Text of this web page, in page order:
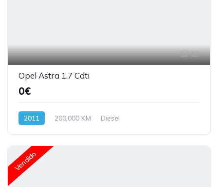
12
Opel Astra 1.7 Cdti
0€
2011 200.000 KM Diesel
Vendido